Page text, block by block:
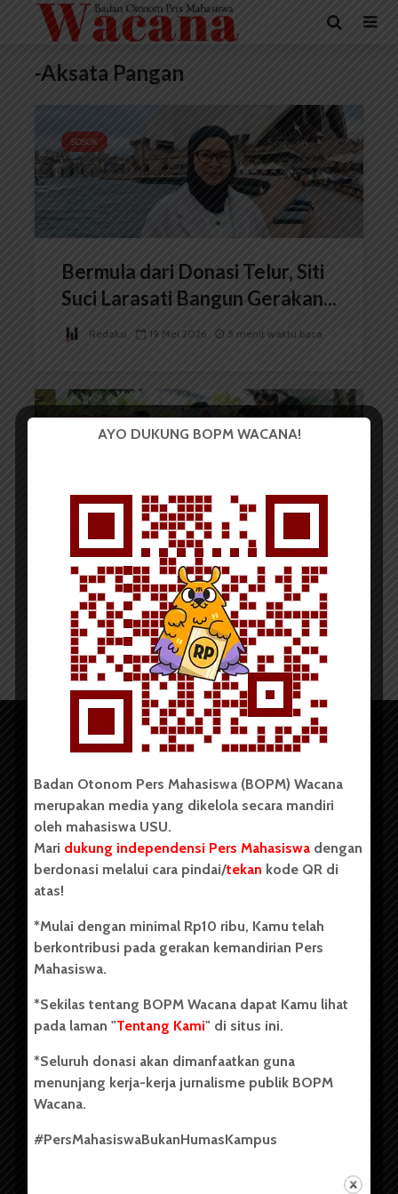
-Aksata Pangan
SOSOK
Bermula dari Donasi Telur, Siti
Suci Larasati Bangun Gerakan...
Redaksi 19 Mei 2026 5 menit waktu baca
Redishcovery Kampanyekan
“Zero Food Waste” Bersama...
Redaksi 3 Oktober 2025 2 menit waktu baca
Copyright © 2023. All rights reserved BOPM WACANA.
Badan Otonom Pers Mahasiswa (BOPM) Wacana merupakan
pers mahasiswa yang berdiri di luar kampus dan dikelola
(USU). Sebelumnya BOPM Wacana merupakan salah satu
Unit Kegiatan Mahasiswa (UKM) di Universitas Sumatera
berdiri pada 1 Juli 1995.
Tentang Kami
AYO DUKUNG BOPM WACANA!
Badan Otonom Pers Mahasiswa (BOPM) Wacana
merupakan media yang dikelola secara mandiri
oleh mahasiswa USU.
Mari dukung independensi Pers Mahasiswa dengan
berdonasi melalui cara pindai/tekan kode QR di
atas!
*Mulai dengan minimal Rp10 ribu, Kamu telah
berkontribusi pada gerakan kemandirian Pers
Mahasiswa.
*Sekilas tentang BOPM Wacana dapat Kamu lihat
pada laman "Tentang Kami" di situs ini.
*Seluruh donasi akan dimanfaatkan guna
menunjang kerja-kerja jurnalisme publik BOPM
Wacana.
#PersMahasiswaBukanHumasKampus